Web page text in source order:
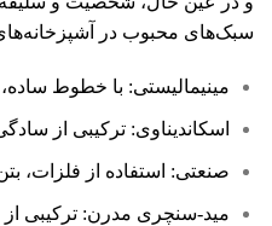
سبک‌های محبوب در
مینیمالیستی: با خطوط
اسکاندیناوی: ترکیبی از
صنعتی: استفاده از فلزات،
مید-سنچری مدرن: ترکیبی